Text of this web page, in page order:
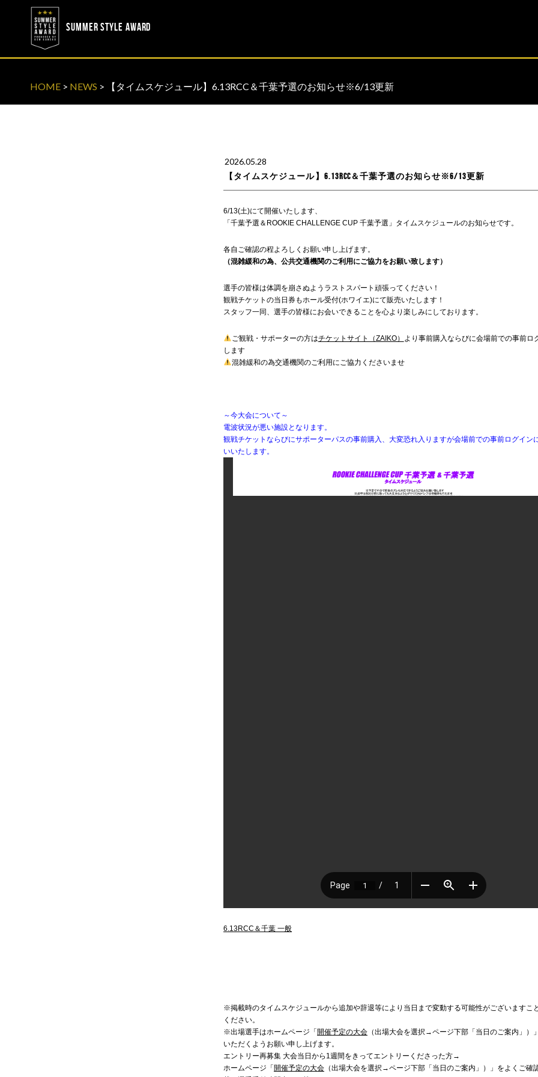
SUMMER STYLE AWARD
HOME > NEWS > 【タイムスケジュール】6.13RCC＆千葉予選のお知らせ※6/13更新
2026.05.28
【タイムスケジュール】6.13RCC＆千葉予選のお知らせ※6/13更新
6/13(土)にて開催いたします、
「千葉予選＆ROOKIE CHALLENGE CUP 千葉予選」タイムスケジュールのお知らせです。
各自ご確認の程よろしくお願い申し上げます。
（混雑緩和の為、公共交通機関のご利用にご協力をお願い致します）
選手の皆様は体調を崩さぬようラストスパート頑張ってください！
観戦チケットの当日券もホール受付(ホワイエ)にて販売いたします！
スタッフ一同、選手の皆様にお会いできることを心より楽しみにしております。
ご観戦・サポーターの方はチケットサイト（ZAIKO） より事前購入ならびに会場前での事前ロ
します
混雑緩和の為交通機関のご利用にご協力くださいませ
～今大会について～
電波状況が悪い施設となります。
観戦チケットならびにサポーターパスの事前購入、大変恐れ入りますが会場前での事前ログイン
いいたします。
6.13RCC＆千葉 一般
※掲載時のタイムスケジュールから追加や辞退等により当日まで変動する可能性がございますこ
ください。
※出場選手はホームページ「 開催予定の大会 （出場大会を選択→ページ下部「当日のご案内」）
いただくようお願い申し上げます。
エントリー再募集 大会当日から1週間をきってエントリーくださった方→
ホームページ「 開催予定の大会 （出場大会を選択→ページ下部「当日のご案内」）」をよくご確